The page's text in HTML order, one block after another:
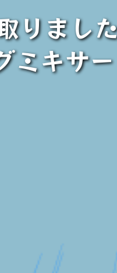
まし
ミキ